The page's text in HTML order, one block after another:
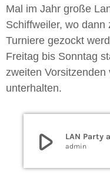
Mal im Jahr große
Schiffweiler, wo
Turniere gezockt
Freitag bis Sonntag
zweiten Vorsitzenden
unterhalten.
play_arrow LAN Party
admin